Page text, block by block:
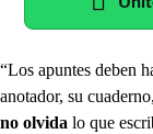
“Los apuntes deben
anotador, su
no olvida lo que